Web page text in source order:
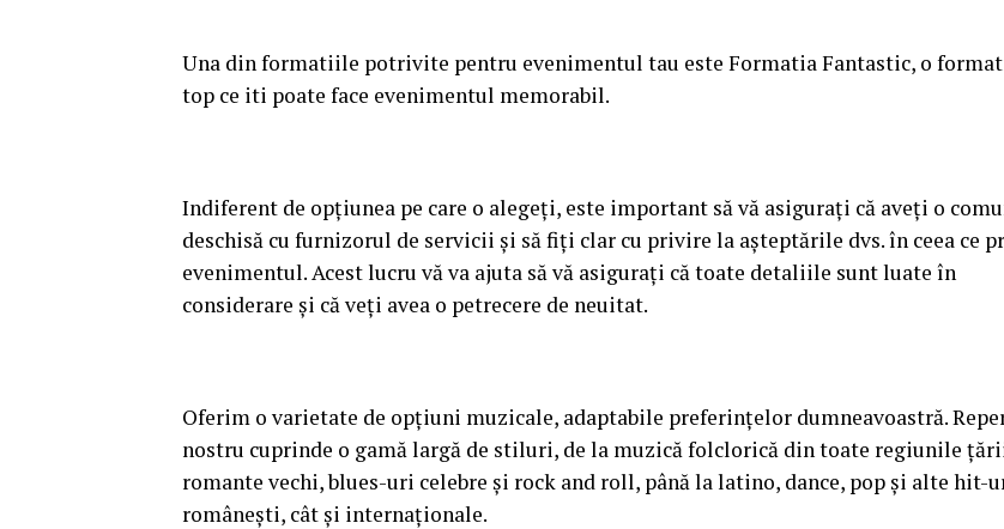
Una din formatiile potrivite pentru evenimentul tau este Formatia Fantastic, o
top ce iti poate face evenimentul memorabil.
Indiferent de opțiunea pe care o alegeți, este important să vă asigurați că aveți o
deschisă cu furnizorul de servicii și să fiți clar cu privire la așteptările dvs. în ceea ce
evenimentul. Acest lucru vă va ajuta să vă asigurați că toate detaliile sunt luate în
considerare și că veți avea o petrecere de neuitat.
Oferim o varietate de opțiuni muzicale, adaptabile preferințelor dumneavoastră.
nostru cuprinde o gamă largă de stiluri, de la muzică folclorică din toate regiunile
romante vechi, blues-uri celebre și rock and roll, până la latino, dance, pop și alte hit-
românești, cât și internaționale.